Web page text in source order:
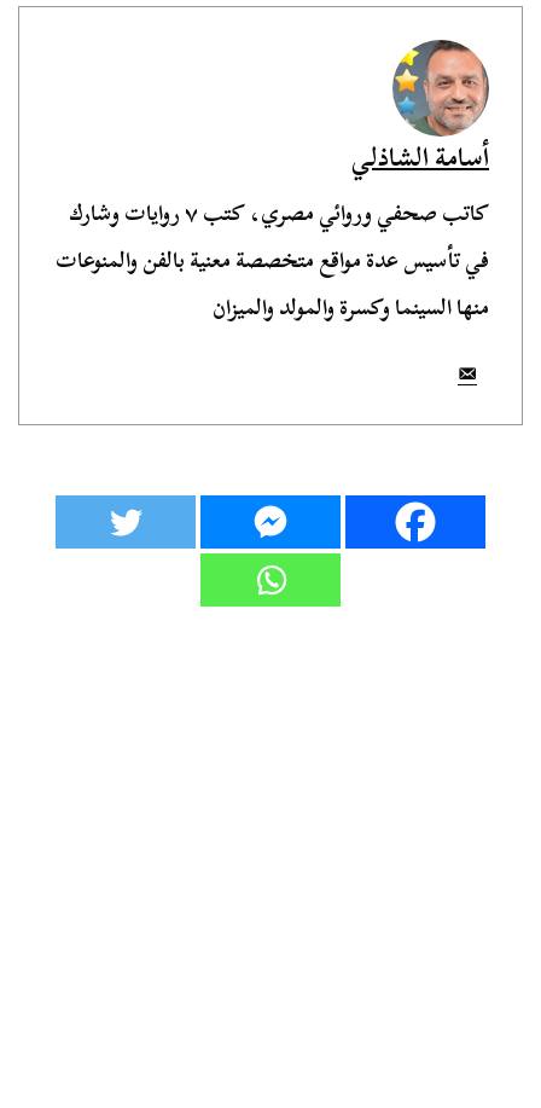
أسامة الشاذلي
كاتب صحفي وروائي مصري، كتب ٧ روايات وشارك
في تأسيس عدة مواقع متخصصة معنية بالفن والمنوعات
منها السينما وكسرة والمولد والميزان